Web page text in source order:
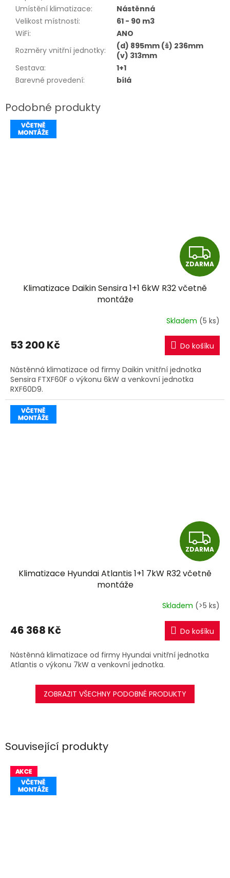
Související produkty
Umístění klimatizace:
Nástěnná
Velikost místnosti:
61 - 90 m3
WiFi:
ANO
Rozměry vnitřní jednotky:
(d) 895mm (š) 236mm
(v) 313mm
Sestava:
1+1
Barevné provedení: bílá
Z
D
R
M
A
ZDARMA
Klimatizace Daikin Sensira 1+1 6kW R32 včetně
montáže
Skladem (5 ks)
53 200 Kč Do košíku
Nástěnná klimatizace od firmy Daikin vnitřní jednotka
Sensira FTXF60F o výkonu 6kW a venkovní jednotka
RXF60D9.
Z
D
A
R
M
A
ZDARMA
Klimatizace Hyundai Atlantis 1+1 7kW R32 včetně
montáže
Skladem (>5 ks)
46 368 Kč Do košíku
Nástěnná klimatizace od firmy Hyundai vnitřní jednotka
Atlantis o výkonu 7kW a venkovní jednotka.
ZOBRAZIT VŠECHNY PODOBNÉ PRODUKTY